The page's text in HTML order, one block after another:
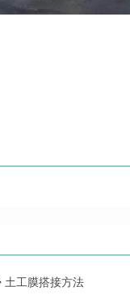
土工膜搭接方法